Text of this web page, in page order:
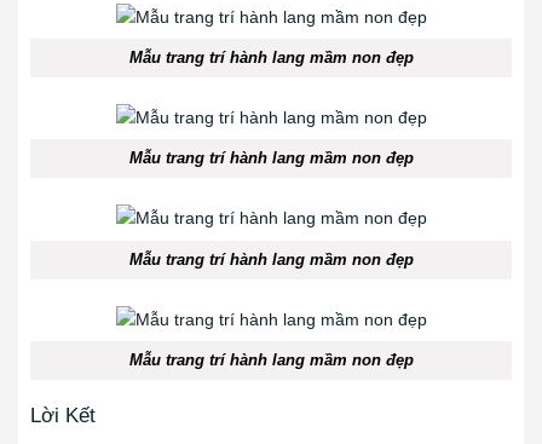
Mẫu trang trí hành lang mầm non đẹp
Mẫu trang trí hành lang mầm non đẹp
Mẫu trang trí hành lang mầm non đẹp
Mẫu trang trí hành lang mầm non đẹp
Lời Kết